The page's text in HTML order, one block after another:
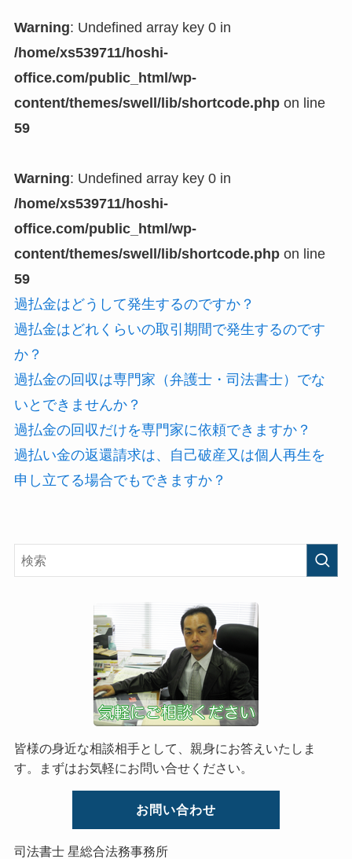
Warning: Undefined array key 0 in
/home/xs539711/hoshi-
office.com/public_html/wp-
content/themes/swell/lib/shortcode.phpon line
59
Warning: Undefined array key 0 in
/home/xs539711/hoshi-
office.com/public_html/wp-
content/themes/swell/lib/shortcode.phpon line
59
過払金はどうして発生するのですか？
過払金はどれくらいの取引期間で発生するのです
か？
過払金の回収は専門家（弁護士・司法書士）でな
いとできませんか？
過払金の回収だけを専門家に依頼できますか？
過払い金の返還請求は、自己破産又は個人再生を
申し立てる場合でもできますか？
皆様の身近な相談相手として、親身にお答えいたしま
す。まずはお気軽にお問い合せください。
お問い合わせ
司法書士 星総合法務事務所